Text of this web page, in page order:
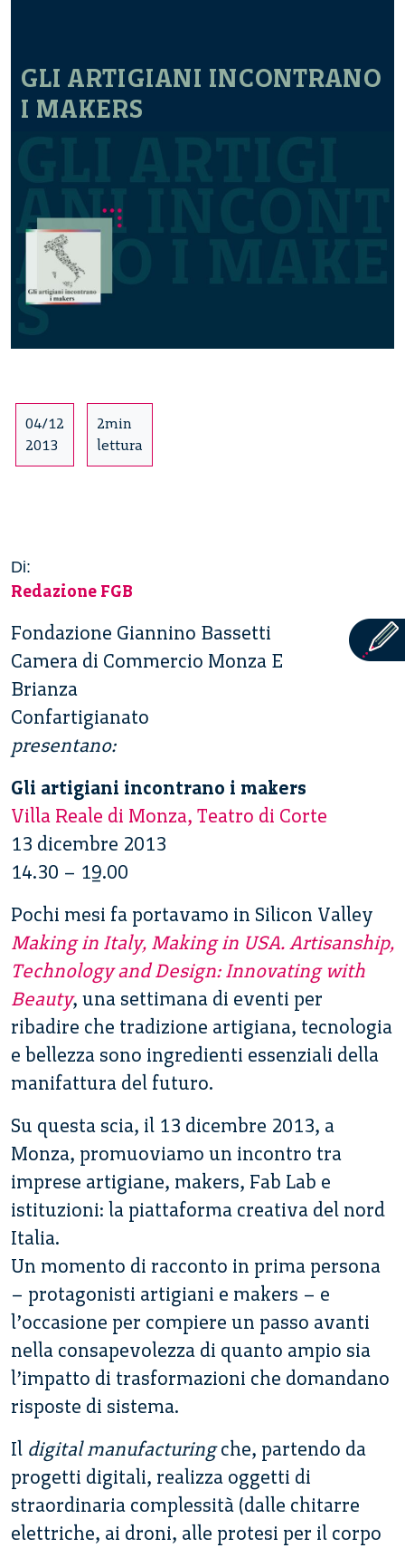
GLI ARTIGIANI INCONTRANO
I MAKERS
04/12
2013
2min
lettura
Di:
Redazione FGB
Fondazione Giannino Bassetti
Camera di Commercio Monza E
Brianza
Confartigianato
presentano:
Gli artigiani incontrano i makers
Villa Reale di Monza, Teatro di Corte
13 dicembre 2013
14.30 – 19.00
Pochi mesi fa portavamo in Silicon Valley
Making in Italy, Making in USA. Artisanship,
Technology and Design: Innovating with
Beauty, una settimana di eventi per
ribadire che tradizione artigiana, tecnologia
e bellezza sono ingredienti essenziali della
manifattura del futuro.
Su questa scia, il 13 dicembre 2013, a
Monza, promuoviamo un incontro tra
imprese artigiane, makers, Fab Lab e
istituzioni: la piattaforma creativa del nord
Italia.
Un momento di racconto in prima persona
– protagonisti artigiani e makers – e
l’occasione per compiere un passo avanti
nella consapevolezza di quanto ampio sia
l’impatto di trasformazioni che domandano
risposte di sistema.
Il digital manufacturingche, partendo da
progetti digitali, realizza oggetti di
straordinaria complessità (dalle chitarre
elettriche, ai droni, alle protesi per il corpo